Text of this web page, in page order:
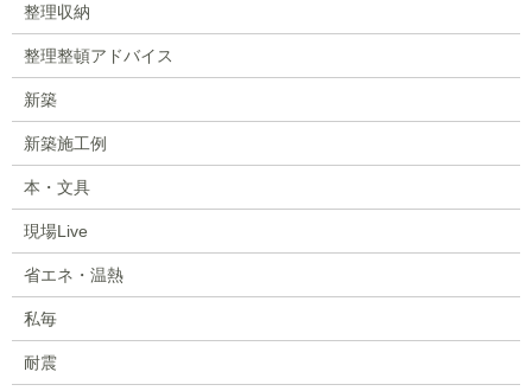
整理収納
整理整頓アドバイス
新築
新築施工例
本・文具
現場Live
省エネ・温熱
私毎
耐震